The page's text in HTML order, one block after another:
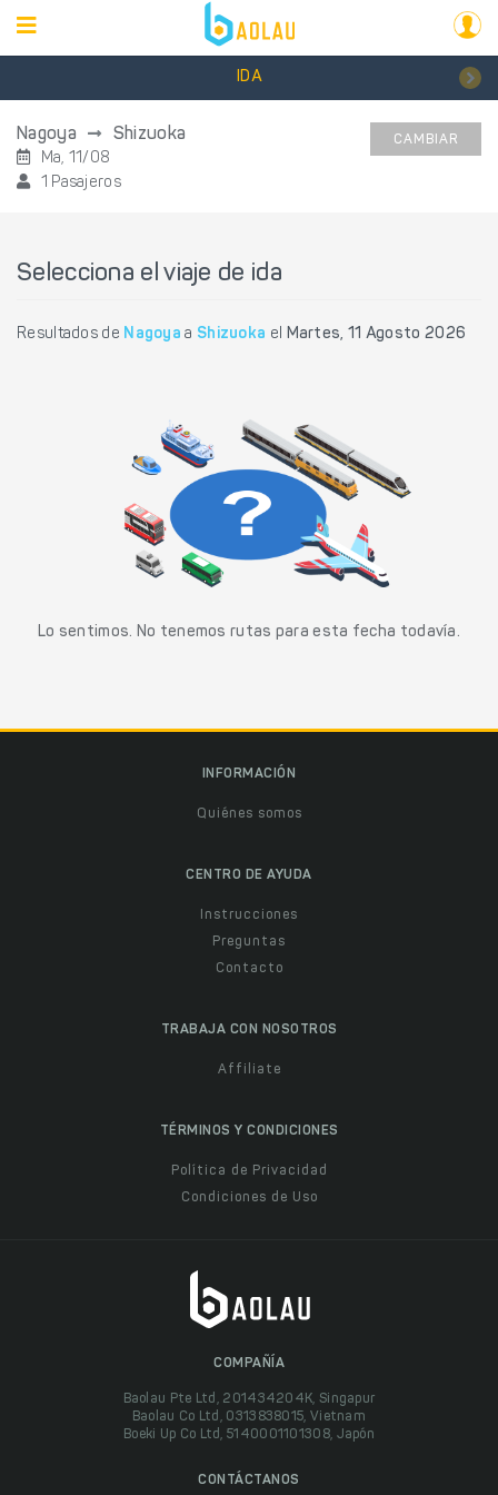
IDA
Nagoya Shizuoka
Ma, 11/08
1 Pasajeros
CAMBIAR
Selecciona el viaje de ida
Resultados de Nagoya a Shizuoka el Martes, 11 Agosto 2026
Lo sentimos. No tenemos rutas para esta fecha todavía.
INFORMACIÓN
Quiénes somos
CENTRO DE AYUDA
Instrucciones
Preguntas
Contacto
TRABAJA CON NOSOTROS
Affiliate
TÉRMINOS Y CONDICIONES
Política de Privacidad
Condiciones de Uso
COMPAÑÍA
Baolau Pte Ltd, 201434204K, Singapur
Baolau Co Ltd, 0313838015, Vietnam
Boeki Up Co Ltd, 5140001101308, Japón
CONTÁCTANOS